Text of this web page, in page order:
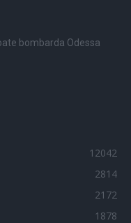
bombarda Odessa
12042
2814
2172
1878